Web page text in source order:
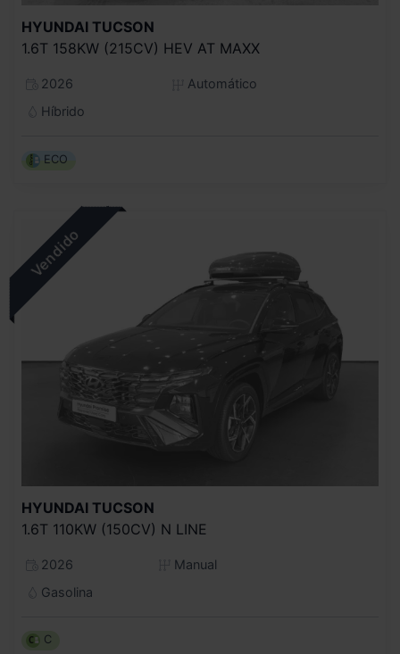
HYUNDAI TUCSON
1.6T 158KW (215CV) HEV AT MAXX
2026
Automático
Híbrido
ECO
HYUNDAI TUCSON
1.6T 110KW (150CV) N LINE
2026
Manual
Gasolina
C